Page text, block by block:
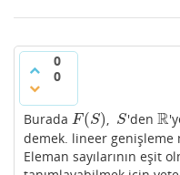
0
0
Burada F(S)
F(S) , S
S 'denR
R
demek. lineer genişleme
Eleman sayılarının eşit